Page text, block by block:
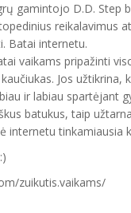
gamintojo D.D. Step
reikalavimus
Batai internetu.
vaikams pripažinti
Jos užtikrina,
ir labiau spartėjant
batukus, taip
internetu tinkamiausia
zuikutis.vaikams/